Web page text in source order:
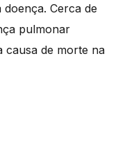
Cerca de
pulmonar
causa de morte na